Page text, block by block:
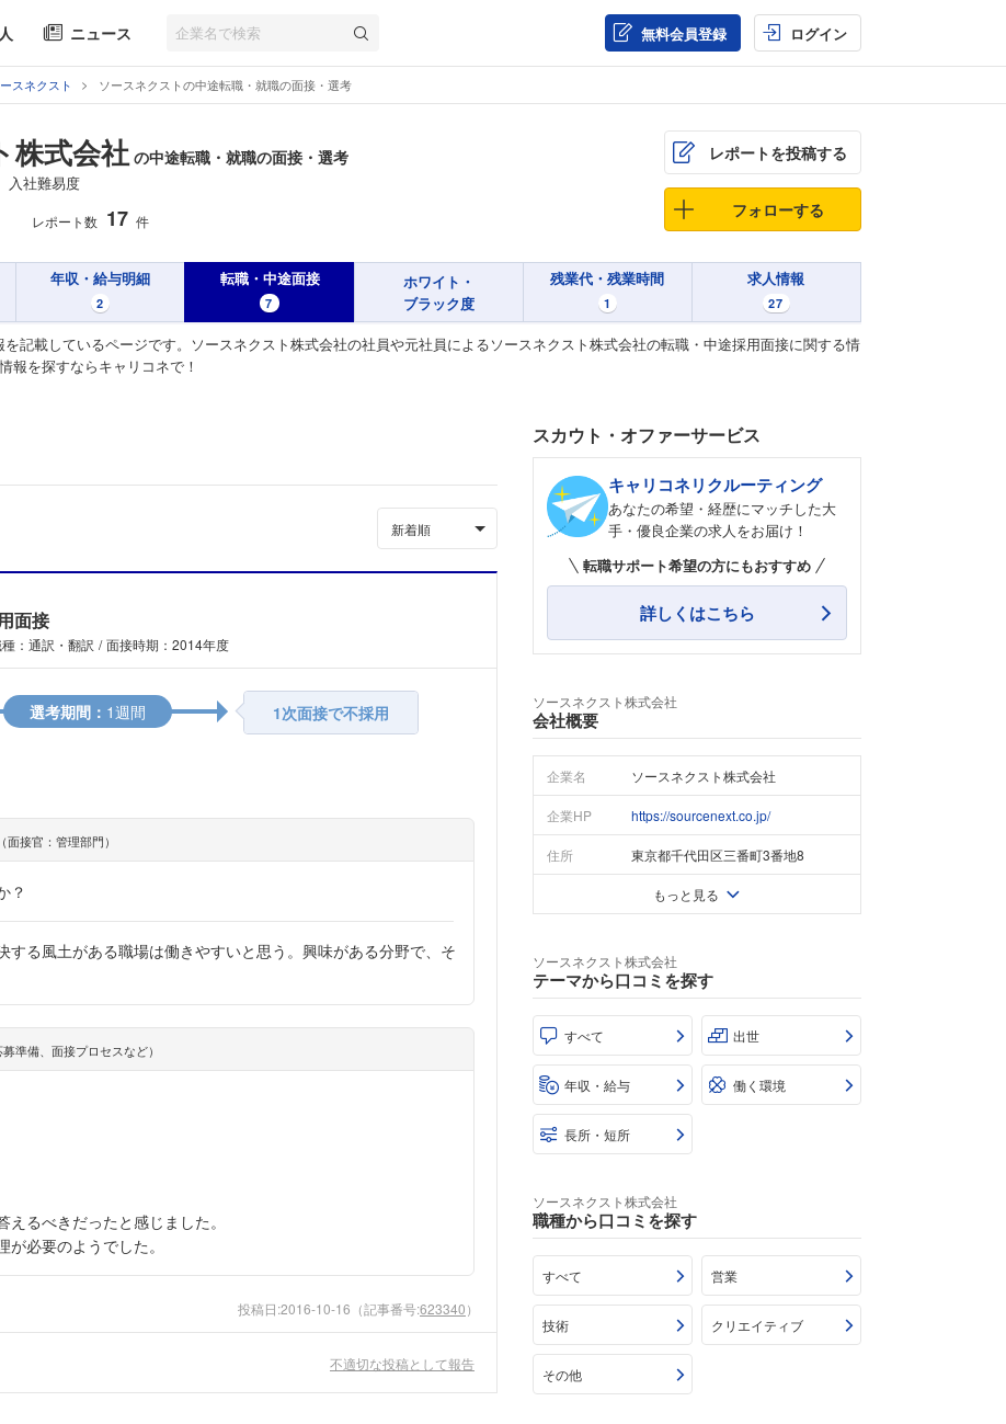
ニュース 無料会員登録 ログイン
スネクスト ソースネクストの中途転職・就職の面接・選考
株式会社 の中途転職・就職の面接・選考
入社難易度
レポート数 17 件
レポートを投稿する
フォローする
年収・給与明細
2
転職・中途面接
7
ホワイト・
ブラック度
残業代・残業時間
1
求人情報
27
記載しているページです。ソースネクスト株式会社の社員や元社員によるソースネクスト株式会社の転職・中途採用面接に関する情
報を探すならキャリコネで！
新着順
面接
：通訳・翻訳 面接時期：2014年度
選考期間： 1週間 1次面接で不採用
（面接官：管理部門）
？
する風土がある職場は働きやすいと思う。興味がある分野で、そ
募準備、面接プロセスなど）
るべきだったと感じました。
必要のようでした。
投稿日:2016-10-16 （記事番号:623340）
不適切な投稿として報告
スカウト・オファーサービス
キャリコネリクルーティング
あなたの希望・経歴にマッチした大
手・優良企業の求人をお届け！
転職サポート希望の方にもおすすめ
詳しくはこちら
ソースネクスト株式会社
会社概要
企業名 ソースネクスト株式会社
企業HP https://sourcenext.co.jp/
住所 東京都千代田区三番町3番地8
もっと見る
ソースネクスト株式会社
テーマから口コミを探す
すべて 出世
年収・給与 働く環境
長所・短所
ソースネクスト株式会社
職種から口コミを探す
すべて 営業
技術 クリエイティブ
その他